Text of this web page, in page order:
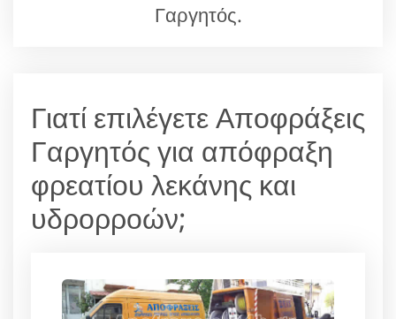
Γαργητός.
Γιατί επιλέγετε Αποφράξεις
Γαργητός για απόφραξη
φρεατίου λεκάνης και
υδρορροών;